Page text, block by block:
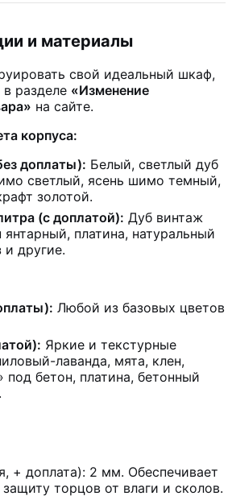
и материалы
свой идеальный шкаф,
разделе «Изменение
на сайте.
корпуса:
доплаты): Белый, светлый дуб
светлый, ясень шимо темный,
золотой.
(с доплатой): Дуб винтаж
платина, натуральный
и другие.
Любой из базовых цветов
Яркие и текстурные
лаванда, мята, клен,
под бетон, платина, бетонный
+ доплата): 2 мм. Обеспечивает
торцов от влаги и сколов.